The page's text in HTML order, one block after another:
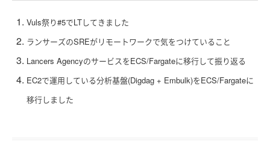
Vuls祭り#5でLTしてきました
ランサーズのSREがリモートワークで気をつけていること
Lancers AgencyのサービスをECS/Fargateに移行して振り返る
EC2で運用している分析基盤(Digdag + Embulk)をECS/Fargateに
移行しました